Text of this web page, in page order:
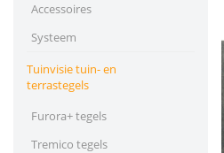
Accessoires
Systeem
Tuinvisie tuin- en
terrastegels
Furora+ tegels
Tremico tegels